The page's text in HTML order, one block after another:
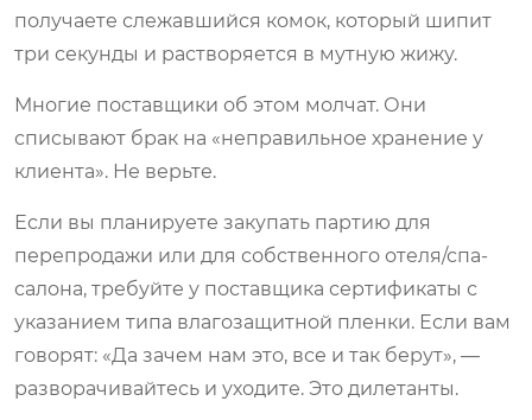
получаете слежавшийся комок, который шипит
три секунды и растворяется в мутную жижу.
Многие поставщики об этом молчат. Они
списывают брак на «неправильное хранение у
клиента». Не верьте.
Если вы планируете закупать партию для
перепродажи или для собственного отеля/спа-
салона, требуйте у поставщика сертификаты с
указанием типа влагозащитной пленки. Если вам
говорят: «Да зачем нам это, все и так берут», —
разворачивайтесь и уходите. Это дилетанты.